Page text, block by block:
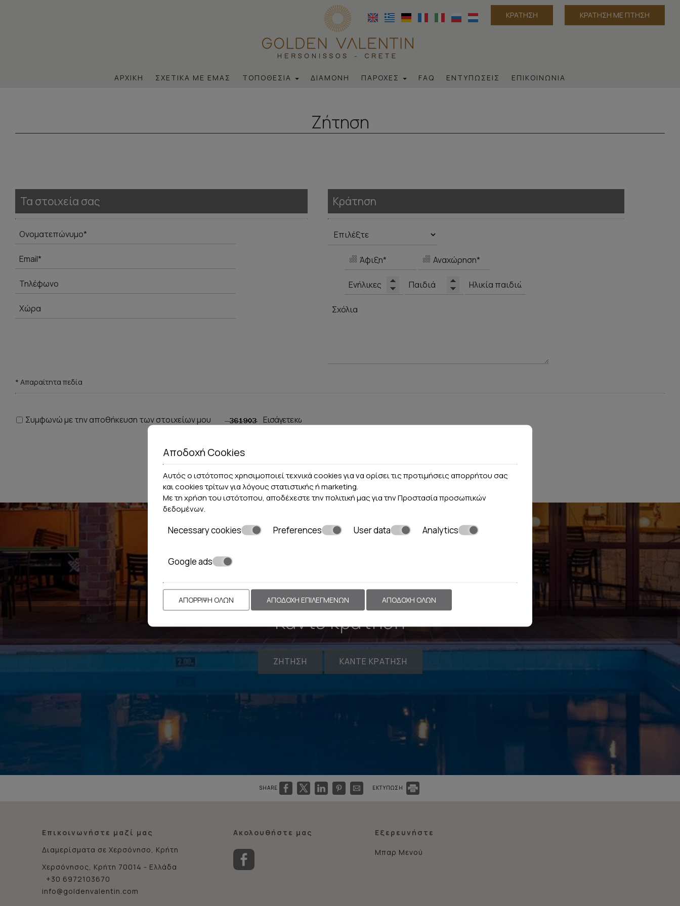
ΚΡΆΤΗΣΗ ΚΡΑΤΗΣΗ ΜΕ ΠΤΗΣΗ
ΑΡΧΙΚΉ ΣΧΕΤΙΚΆ ΜΕ ΕΜΆΣ
ΤΟΠΟΘΕΣΊΑ
ΔΙΑΜΟΝΉ
ΠΑΡΟΧΈΣ
FAQ ΕΝΤΥΠΏΣΕΙΣ ΕΠΙΚΟΙΝΩΝΊΑ
Ζήτηση
Τα στοιχεία σας Κράτηση
* Απαραίτητα πεδία
Συμφωνώ με την αποθήκευση των στοιχείων μου
Κάντε κράτηση
ΖΉΤΗΣΗ ΚΆΝΤΕ ΚΡΆΤΗΣΗ
SHARE ΕΚΤΥΠΩΣΗ
Επικοινωνήστε μαζί μας
Διαμερίσματα σε Χερσόνησο, Κρήτη
Χερσόνησος, Κρήτη 70014 - Ελλάδα
+30 6972103670
info@goldenvalentin.com
Ακολουθήστε μας Εξερευνήστε
Μπαρ Μενού
Αποδοχή Cookies
Αυτός ο ιστότοπος χρησιμοποιεί τεχνικά cookies για να ορίσει τις προτιμήσεις απορρήτου σας
και cookies τρίτων για λόγους στατιστικής ή marketing.
Με τη χρήση του ιστότοπου, αποδέχεστε την πολιτική μας για τηνΠροστασία προσωπικών
δεδομένων
Necessary cookies Preferences User data Analytics
Google ads
ΑΠΌΡΡΙΨΗ ΌΛΩΝ ΑΠΟΔΟΧΉ ΕΠΙΛΕΓΜΈΝΩΝ ΑΠΟΔΟΧΉ ΌΛΩΝ